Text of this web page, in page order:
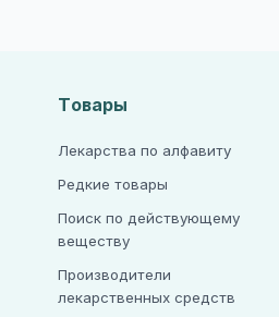
Товары
Лекарства по алфавиту
Редкие товары
Поиск по действующему
веществу
Производители
лекарственных средств